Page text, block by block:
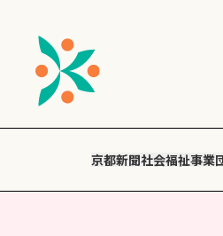
京都新聞社会福祉事業